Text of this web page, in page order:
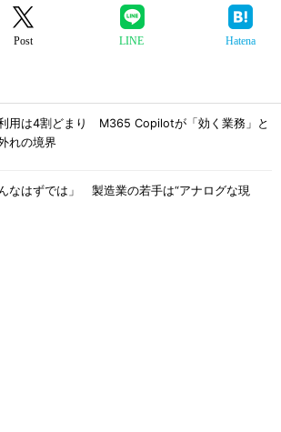
Post LINE Hatena
用は4割どまり M365 Copilotが「効く業務」と
れの境界
んなはずでは」 製造業の若手は“アナログな現